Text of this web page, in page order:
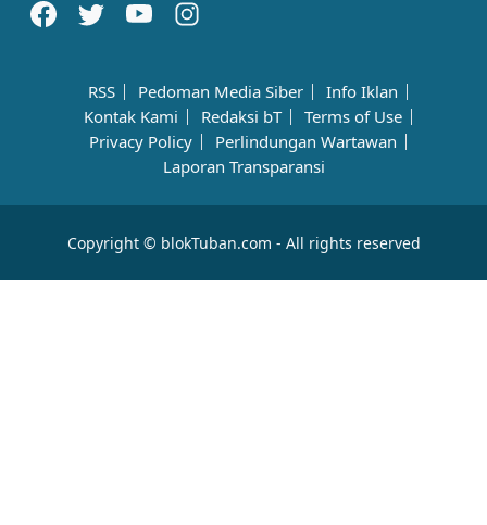
RSS Pedoman Media Siber
Info Iklan
Kontak Kami
Redaksi bT
Terms of Use
Privacy Policy
Perlindungan Wartawan
Laporan Transparansi
Copyright © blokTuban.com - All rights reserved